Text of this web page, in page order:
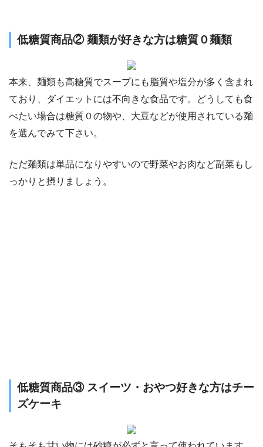
低糖質商品② 麺類が好きな方は糖質０麺類
本来、麺類も高糖質でスープにも脂質や塩分が多く含まれ
ており、ダイエットには不向きな食品です。どうしても食
べたい場合は糖質０の物や、大豆などが使用されている麺
を選んでみて下さい。
ただ麺類は単品になりやすいので野菜やお肉など副菜もし
っかりと摂りましょう。
低糖質商品③ スイーツ・おやつ好きな方はチー
ズケーキ